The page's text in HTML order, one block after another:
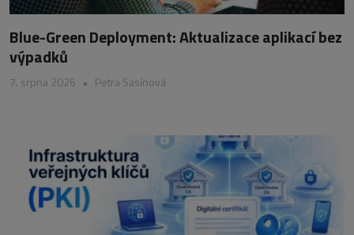
Blue-Green Deployment: Aktualizace aplikací bez
výpadků
7. srpna 2026 • Petra Sasínová